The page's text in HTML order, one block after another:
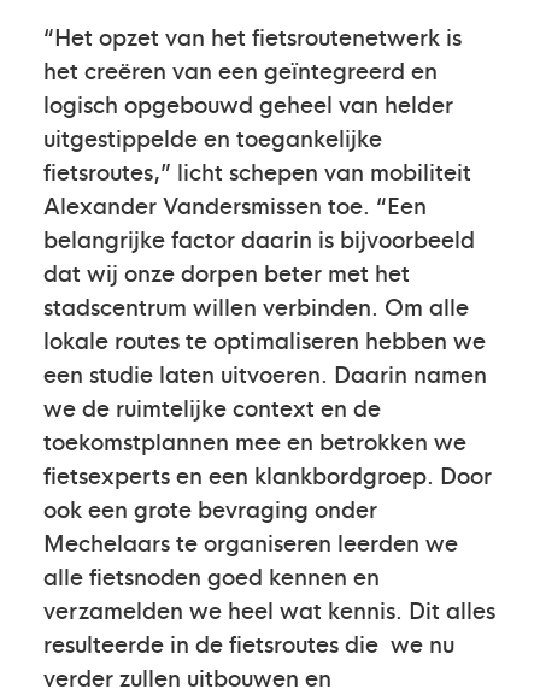
“Het opzet van het fietsroutenetwerk is
het creëren van een geïntegreerd en
logisch opgebouwd geheel van helder
uitgestippelde en toegankelijke
fietsroutes,” licht schepen van mobiliteit
Alexander Vandersmissen toe. “Een
belangrijke factor daarin is bijvoorbeeld
dat wij onze dorpen beter met het
stadscentrum willen verbinden. Om alle
lokale routes te optimaliseren hebben we
een studie laten uitvoeren. Daarin namen
we de ruimtelijke context en de
toekomstplannen mee en betrokken we
fietsexperts en een klankbordgroep. Door
ook een grote bevraging onder
Mechelaars te organiseren leerden we
alle fietsnoden goed kennen en
verzamelden we heel wat kennis. Dit alles
resulteerde in de fietsroutes die we nu
verder zullen uitbouwen en